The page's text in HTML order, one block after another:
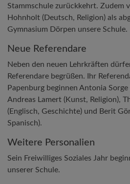
Stammschule zurückkehrt. Zudem
Hohnholt (Deutsch, Religion) als
Gymnasium Dörpen unsere Schule.
Neue Referendare
Neben den neuen Lehrkräften
Referendare begrüßen. Ihr
Papenburg beginnen Antonia
Andreas Lamert (Kunst, Religion),
(Englisch, Geschichte) und Berit
Spanisch).
Weitere Personalien
Sein Freiwilliges Soziales Jahr
unserer Schule.